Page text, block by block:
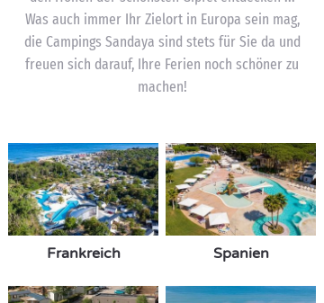
Was auch immer Ihr Zielort in Europa sein mag,
die Campings Sandaya sind stets für Sie da und
freuen sich darauf, Ihre Ferien noch schöner zu
machen!
Frankreich Spanien